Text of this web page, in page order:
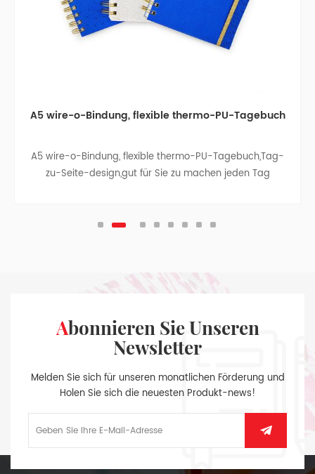
A5 wire-o-Bindung, flexible thermo-PU-Tagebuch
A5 wire-o-Bindung, flexible thermo-PU-Tagebuch,Tag-
zu-Seite-design,gut für Sie zu machen jeden Tag
Abonnieren Sie Unseren
Newsletter
Melden Sie sich für unseren monatlichen Förderung und
Holen Sie sich die neuesten Produkt-news!